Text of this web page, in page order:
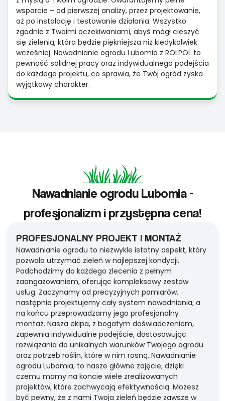
wsparcie – od pierwszej analizy, przez projektowanie,
aż po instalację i testowanie działania. Wszystko
zgodnie z Twoimi oczekiwaniami, abyś mógł cieszyć
się zielenią, która będzie piękniejsza niż kiedykolwiek
wcześniej. Nawadnianie ogrodu Lubomia z ROLPOL to
pewność solidnej pracy oraz indywidualnego podejścia
do każdego projektu, co sprawia, że Twój ogród zyska
wyjątkowy charakter.
Nawadnianie ogrodu Lubomia -
profesjonalizm i przystępna cena!
PROFESJONALNY PROJEKT I MONTAŻ
Nawadnianie ogrodu to niezwykle istotny aspekt, który
pozwala utrzymać zieleń w najlepszej kondycji.
Podchodzimy do każdego zlecenia z pełnym
zaangażowaniem, oferując kompleksowy zestaw
usług. Zaczynamy od precyzyjnych pomiarów,
następnie projektujemy cały system nawadniania, a
na końcu przeprowadzamy jego profesjonalny
montaż. Nasza ekipa, z bogatym doświadczeniem,
zapewnia indywidualne podejście, dostosowując
rozwiązania do unikalnych warunków Twojego ogrodu
oraz potrzeb roślin, które w nim rosną. Nawadnianie
ogrodu Lubomia, to nasze główne zajęcie, dzięki
czemu mamy na koncie wiele zrealizowanych
projektów, które zachwycają efektywnością. Możesz
być pewny, że z nami Twoja zieleń będzie zawsze w